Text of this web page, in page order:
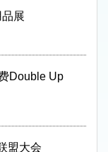
展
Double Up
盟大会